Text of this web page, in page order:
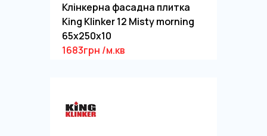
Клінкерна фасадна плитка
King Klinker 12 Misty morning
65x250x10
1683грн /м.кв